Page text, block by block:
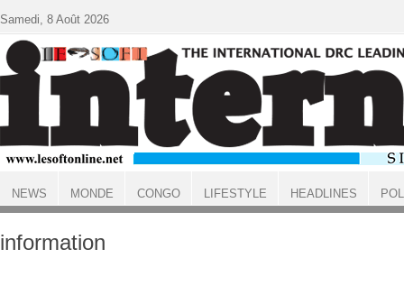
ACCUEIL
information
Samedi, 8 Août 2026
NEWS MONDE CONGO LIFESTYLE HEADLINES